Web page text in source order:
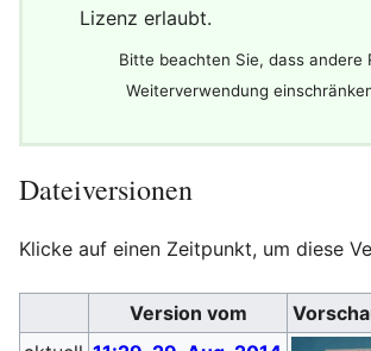
Lizenz erlaubt.
Bitte beachten Sie, dass andere
Weiterverwendung
Dateiversionen
Klicke auf einen Zeitpunkt, um diese
Version vom